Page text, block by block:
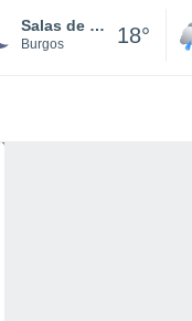
Salas de los Infantes
Burgos 18°